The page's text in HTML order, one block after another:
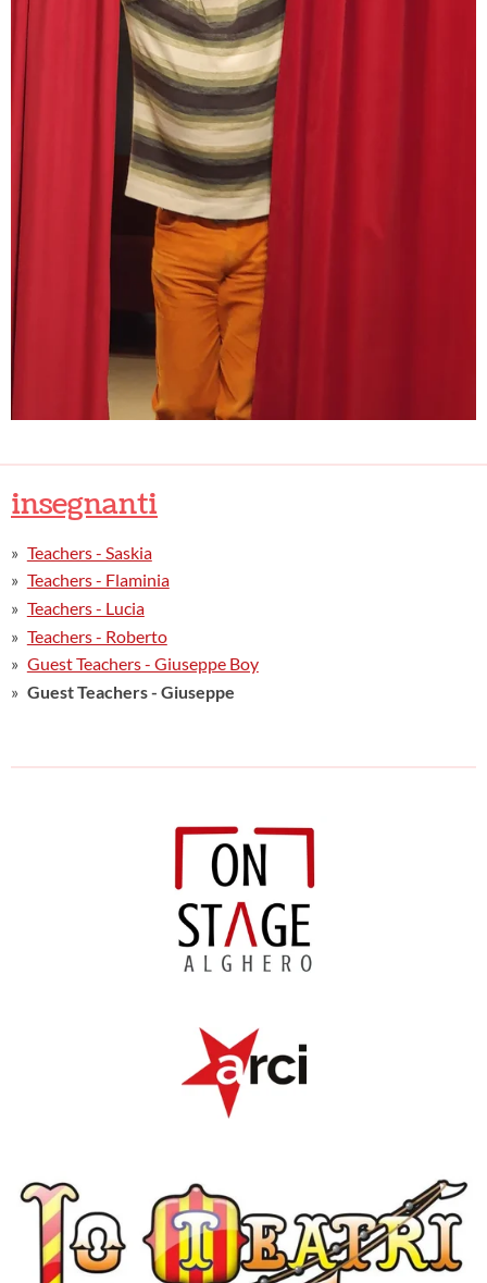
insegnanti
Teachers - Saskia
Teachers - Flaminia
Teachers - Lucia
Teachers - Roberto
Guest Teachers - Giuseppe Boy
Guest Teachers - Giuseppe